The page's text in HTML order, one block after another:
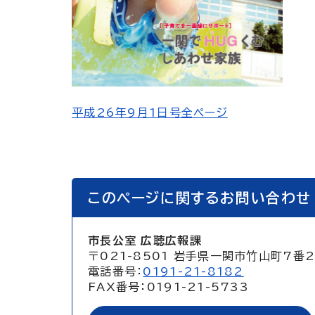
平成26年9月1日号全ページ
このページに関するお問い合わせ
市長公室 広聴広報課
〒021-8501 岩手県一関市竹山町7番
電話番号： 0191-21-8182
FAX番号：0191-21-5733